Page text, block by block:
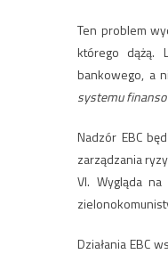
Ten problem
którego dążą.
bankowego, a
systemu
Nadzór EBC
zarządzania
VI. Wygląda
Działania EBC